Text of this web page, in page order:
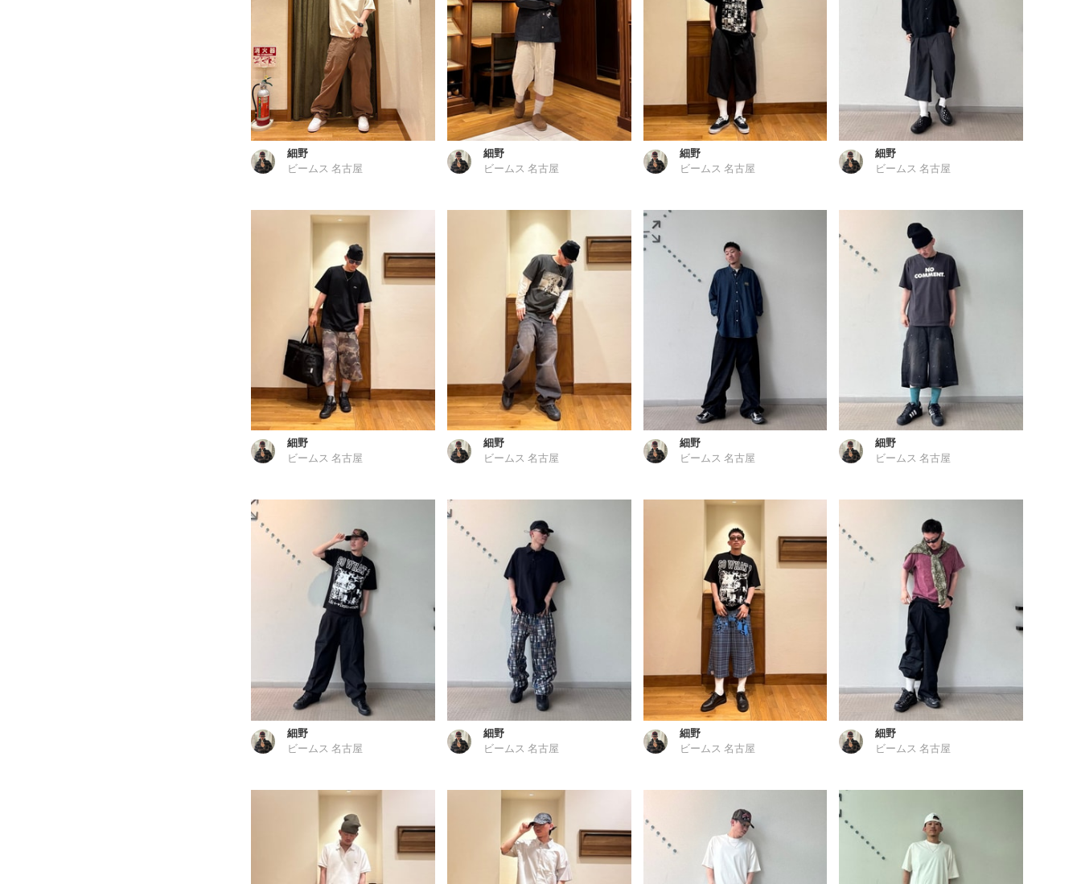
細野
ビームス 名古屋
細野
ビームス 名古屋
細野
ビームス 名古屋
細野
ビームス 名古屋
細野
ビームス 名古屋
細野
ビームス 名古屋
細野
ビームス 名古屋
細野
ビームス 名古屋
細野
ビームス 名古屋
細野
ビームス 名古屋
細野
ビームス 名古屋
細野
ビームス 名古屋